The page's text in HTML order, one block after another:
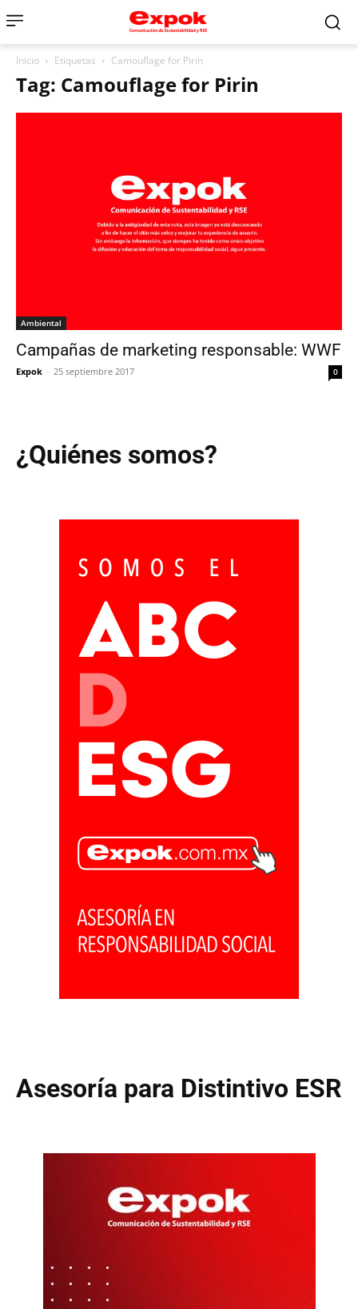
Inicio Etiquetas Camouflage for Pirin
Tag: Camouflage for Pirin
Ambiental
Campañas de marketing responsable: WWF
Expok - 25 septiembre 2017 0
¿Quiénes somos?
Asesoría para Distintivo ESR